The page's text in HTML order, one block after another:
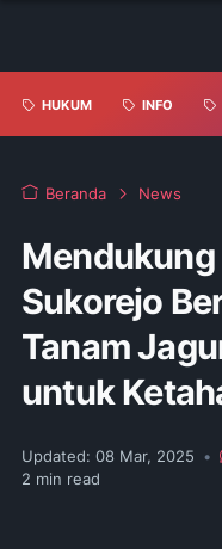
HUKUM INFO
Beranda News
Sukorejo
Tanam
untuk
Updated: 08 Mar, 2025 •
2 min read